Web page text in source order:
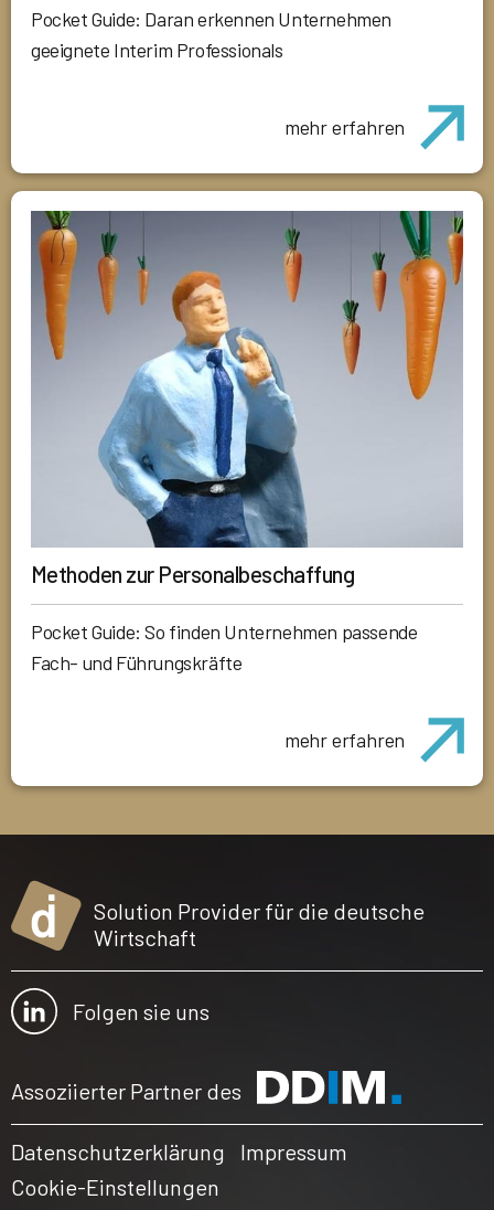
Pocket Guide: Daran erkennen Unternehmen
geeignete Interim Professionals
mehr erfahren
Methoden zur Personalbeschaffung
Pocket Guide: So finden Unternehmen passende
Fach- und Führungskräfte
mehr erfahren
Solution Provider für die deutsche
Wirtschaft
Folgen sie uns
Assoziierter Partner des
Datenschutzerklärung
Impressum
Cookie-Einstellungen